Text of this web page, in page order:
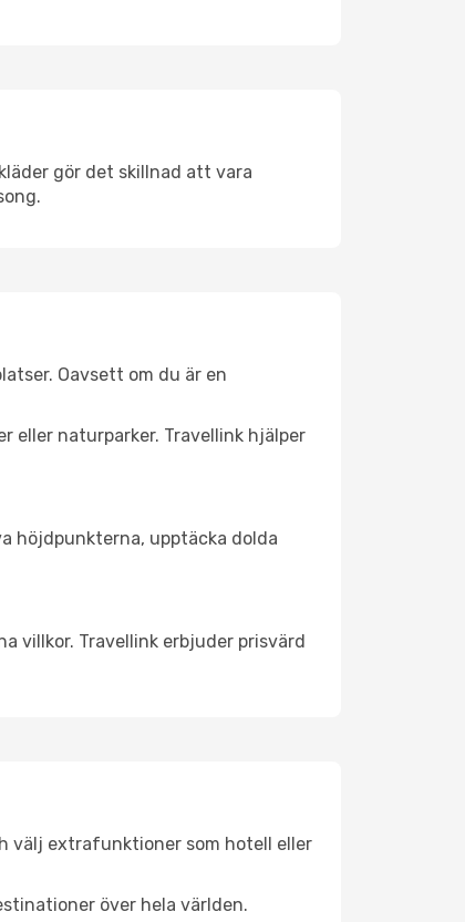
gör det skillnad att vara
Oavsett om du är en
eller naturparker. Travellink hjälper
höjdpunkterna, upptäcka dolda
villkor. Travellink erbjuder prisvärd
välj extrafunktioner som hotell eller
över hela världen.